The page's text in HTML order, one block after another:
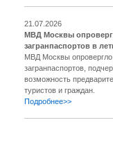
21.07.2026
МВД Москвы
загранпаспортов в
МВД Москвы
загранпаспортов,
возможность
туристов и граждан.
Подробнее>>